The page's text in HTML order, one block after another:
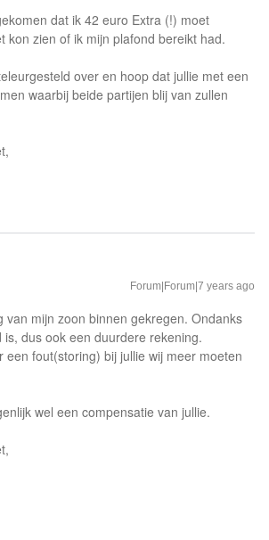
dat ik 42 euro Extra (!) moet
kon zien of ik mijn plafond bereikt had.
over en hoop dat jullie met een
waarbij beide partijen blij van zullen
Forum|Forum|7 years ago
van mijn zoon binnen gekregen. Ondanks
dus ook een duurdere rekening.
een fout(storing) bij jullie wij meer moeten
wel een compensatie van jullie.